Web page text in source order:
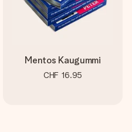
Mentos Kaugummi
CHF 16.95